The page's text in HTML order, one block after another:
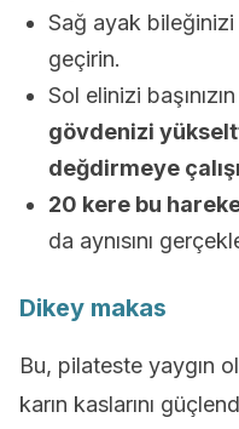
Sağ ayak
geçirin.
Sol elinizi
gövdenizi
değdirmeye
20 kere bu
da aynısını
Dikey makas
Bu, pilateste yaygın
karın kaslarını